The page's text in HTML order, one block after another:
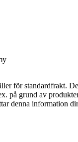
för standardfrakt.
på grund av
denna information